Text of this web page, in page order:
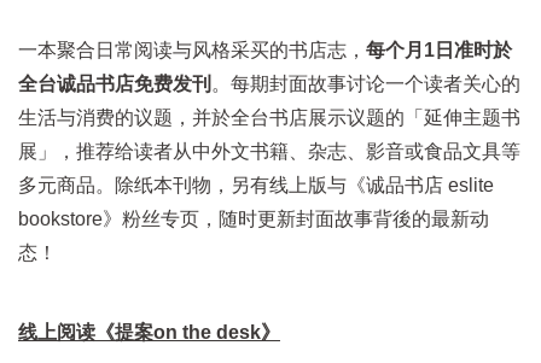
一本聚合日常阅读与风格采买的书店志， 每个月1日准时於
全台诚品书店免费发刊 。每期封面故事讨论一个读者关心的
生活与消费的议题，并於全台书店展示议题的「延伸主题书
展」，推荐给读者从中外文书籍、杂志、影音或食品文具等
多元商品。除纸本刊物，另有线上版与《诚品书店 eslite
bookstore》粉丝专页，随时更新封面故事背後的最新动
态！
线上阅读《提案on the desk》